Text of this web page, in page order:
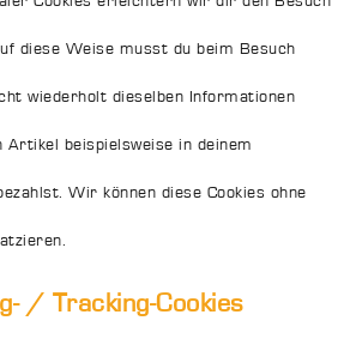
diese Weise musst du beim Besuch
wiederholt dieselben Informationen
Artikel beispielsweise in deinem
Wir können diese Cookies ohne
/ Tracking-Cookies